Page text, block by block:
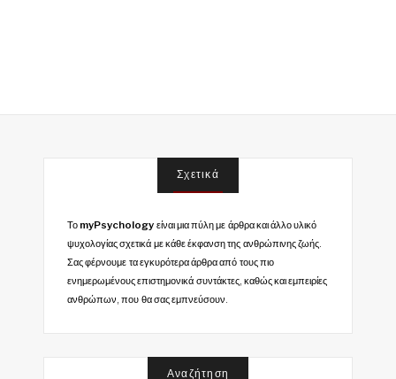
Σχετικά
Το myPsychology είναι μια πύλη με άρθρα και άλλο υλικό
ψυχολογίας σχετικά με κάθε έκφανση της ανθρώπινης ζωής.
Σας φέρνουμε τα εγκυρότερα άρθρα από τους πιο
ενημερωμένους επιστημονικά συντάκτες, καθώς και εμπειρίες
ανθρώπων, που θα σας εμπνεύσουν.
Αναζήτηση